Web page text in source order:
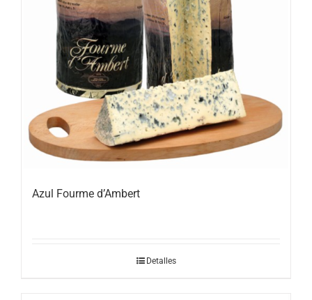
Azul Fourme d’Ambert
Detalles